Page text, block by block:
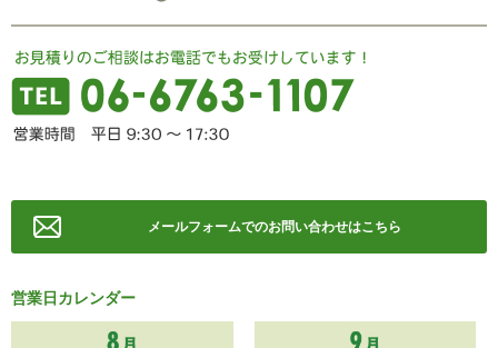
メールフォームでのお問い合わせはこちら
営業日カレンダー